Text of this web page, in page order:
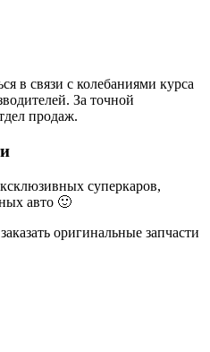
в связи с колебаниями курса
За точной
продаж.
суперкаров,
авто 🙂
оригинальные запчасти